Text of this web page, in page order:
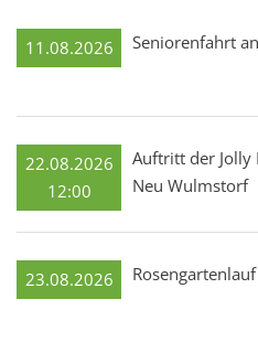
11.08.2026 Seniorenfahrt
22.08.2026
12:00
Auftritt der Jolly
Neu Wulmstorf
23.08.2026